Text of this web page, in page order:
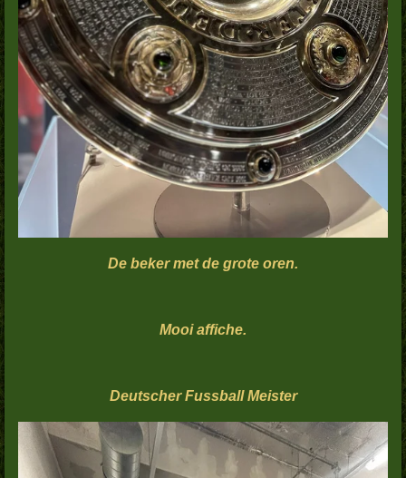
De beker met de grote oren.
Mooi affiche.
Deutscher Fussball Meister